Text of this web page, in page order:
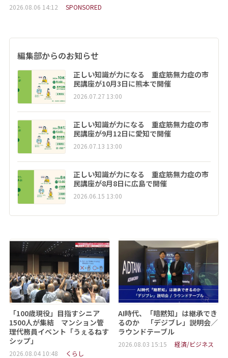
2026.08.06 14:12 SPONSORED
編集部からのお知らせ
正しい知識が力になる 重症筋無力症の市
民講座が10月3日に熊本で開催
2026.07.27 13:00
正しい知識が力になる 重症筋無力症の市
民講座が9月12日に愛知で開催
2026.07.13 13:00
正しい知識が力になる 重症筋無力症の市
民講座が8月8日に広島で開催
2026.06.15 13:00
「100歳現役」目指すシニア
1500人が集結 マンション管
理代務員イベント「うぇるねす
シップ」
2026.08.04 10:48 くらし
AI時代、「暗黙知」は継承でき
るのか 「デジブレ」説明会／
ラウンドテーブル
2026.08.03 15:15 経済/ビジネス